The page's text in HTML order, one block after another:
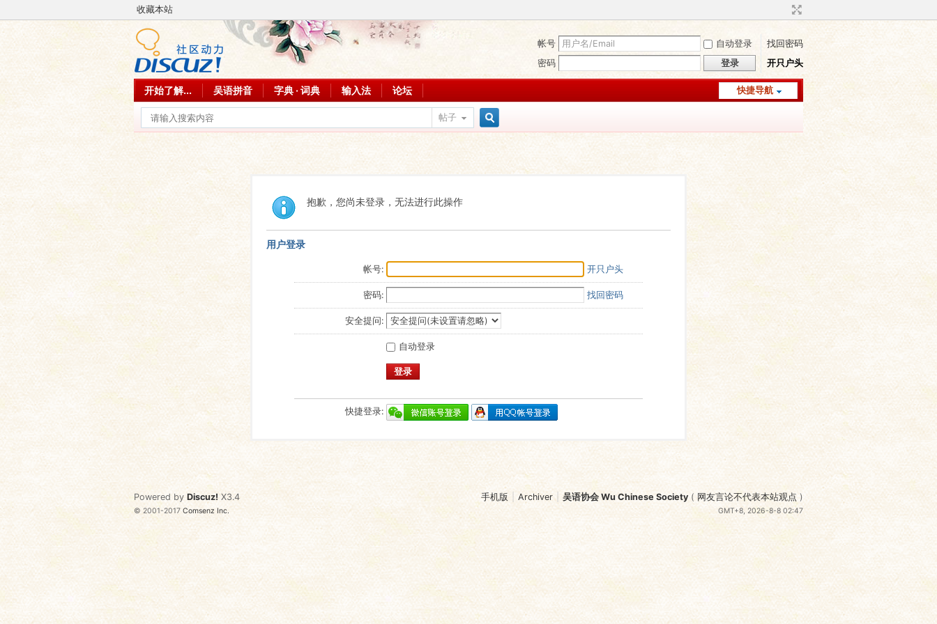
收藏本站
帐号 自动登录
找回密码
密码
登录 开只户头
快捷导航
开始了解... 吴语拼音 字典 · 词典 输入法 论坛
帖子
抱歉，您尚未登录，无法进行此操作
用户登录
帐号: 开只户头
密码: 找回密码
安全提问:
自动登录
登录
快捷登录:
手机版 Archiver 吴语协会 Wu Chinese Society ( 网友言论不代表本站观点 )
GMT+8, 2026-8-8 02:47
Powered by Discuz! X3.4
© 2001-2017Comsenz Inc.